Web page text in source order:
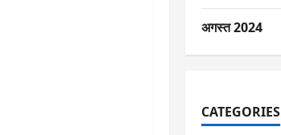
अगस्त 2024
CATEGORIES